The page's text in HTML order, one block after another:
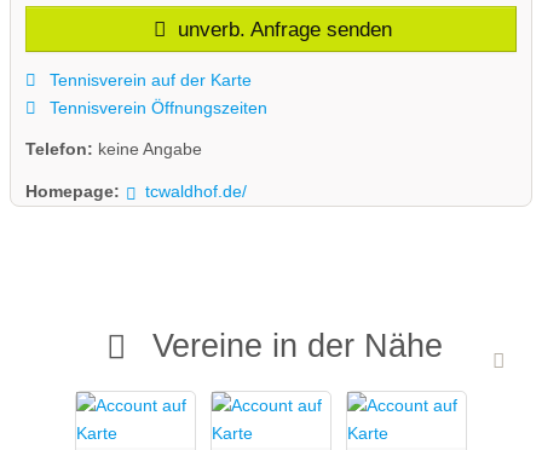
unverb. Anfrage senden
Tennisverein auf der Karte
Tennisverein Öffnungszeiten
Telefon: keine Angabe
Homepage: tcwaldhof.de/
Vereine in der Nähe